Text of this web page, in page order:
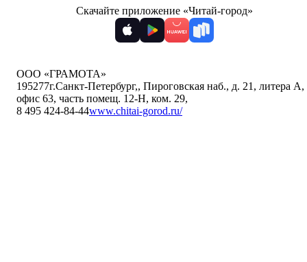
Скачайте приложение «Читай-город»
ООО «ГРАМОТА»
195277г.Санкт-Петербург,, Пироговская наб., д. 21, литера А,
офис 63, часть помещ. 12-Н, ком. 29,
8 495 424-84-44www.chitai-gorod.ru/